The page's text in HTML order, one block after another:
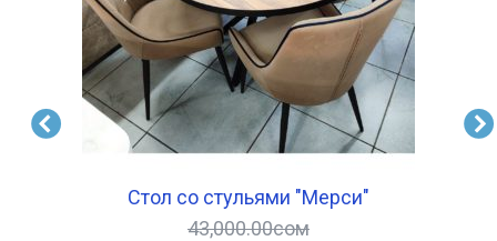
Стол со стульями "Мерси"
43,000.00сом